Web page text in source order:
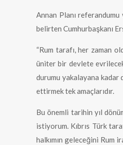
Annan Planı
belirten Cumhurbaşkanı
“Rum tarafı, her zaman
üniter bir devlete
durumu yakalayana
ettirmek tek amaçlarıdır.
Bu önemli tarihin yıl
istiyorum. Kıbrıs Türk
halkımın geleceğini Rum